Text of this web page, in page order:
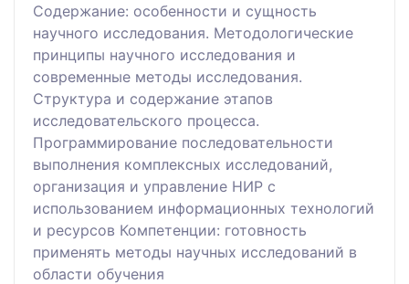
Содержание: особенности и сущность
научного исследования. Методологические
принципы научного исследования и
современные методы исследования.
Структура и содержание этапов
исследовательского процесса.
Программирование последовательности
выполнения комплексных исследований,
организация и управление НИР с
использованием информационных технологий
и ресурсов Компетенции: готовность
применять методы научных исследований в
области обучения